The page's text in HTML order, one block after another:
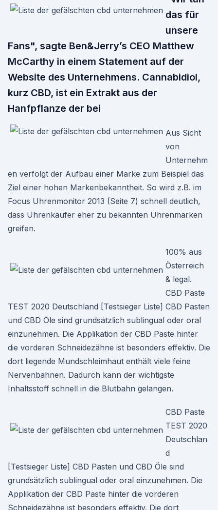
das für
unsere
Fans", sagte Ben&Jerry’s CEO Matthew
McCarthy in einem Statement auf der
Website des Unternehmens. Cannabidiol,
kurz CBD, ist ein Extrakt aus der
Hanfpflanze der bei
Aus Sicht
von
Unternehm
en verfolgt der Aufbau einer Marke zum Beispiel das
Ziel einer hohen Markenbekanntheit. So wird z.B. im
Focus Uhrenmonitor 2013 (Seite 7) schnell deutlich,
dass Uhrenkäufer eher zu bekannten Uhrenmarken
greifen.
100% aus
Österreich
& legal.
CBD Paste
TEST 2020 Deutschland [Testsieger Liste] CBD Pasten
und CBD Öle sind grundsätzlich sublingual oder oral
einzunehmen. Die Applikation der CBD Paste hinter
die vorderen Schneidezähne ist besonders effektiv. Die
dort liegende Mundschleimhaut enthält viele feine
Nervenbahnen. Dadurch kann der wichtigste
Inhaltsstoff schnell in die Blutbahn gelangen.
CBD Paste
TEST 2020
Deutschlan
d
[Testsieger Liste] CBD Pasten und CBD Öle sind
grundsätzlich sublingual oder oral einzunehmen. Die
Applikation der CBD Paste hinter die vorderen
Schneidezähne ist besonders effektiv. Die dort